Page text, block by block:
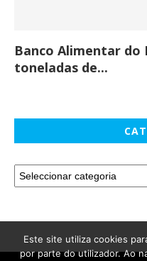
Banco Alimentar do
toneladas de...
Este site utiliza cookies
por parte do utilizador. Ao